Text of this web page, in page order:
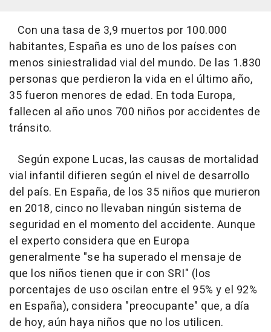
Con una tasa de 3,9 muertos por 100.000
habitantes, España es uno de los países con
menos siniestralidad vial del mundo. De las 1.830
personas que perdieron la vida en el último año,
35 fueron menores de edad. En toda Europa,
fallecen al año unos 700 niños por accidentes de
tránsito.
Según expone Lucas, las causas de mortalidad
vial infantil difieren según el nivel de desarrollo
del país. En España, de los 35 niños que murieron
en 2018, cinco no llevaban ningún sistema de
seguridad en el momento del accidente. Aunque
el experto considera que en Europa
generalmente "se ha superado el mensaje de
que los niños tienen que ir con SRI" (los
porcentajes de uso oscilan entre el 95% y el 92%
en España), considera "preocupante" que, a día
de hoy, aún haya niños que no los utilicen.